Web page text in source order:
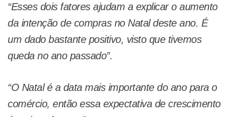
“Esses dois fatores ajudam a explicar o aumento
da intenção de compras no Natal deste ano. É
um dado bastante positivo, visto que tivemos
queda no ano passado”.
“O Natal é a data mais importante do ano para o
comércio, então essa expectativa de crescimento